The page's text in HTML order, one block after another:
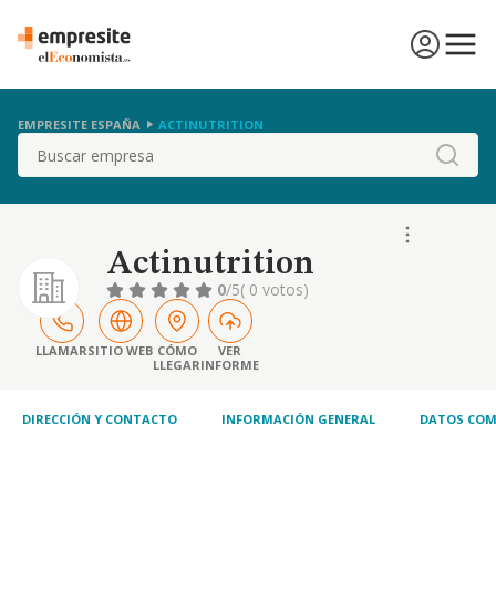
EMPRESITE ESPAÑA ACTINUTRITION
Buscar
Actinutrition
0/5( 0 votos)
LLAMARSITIO WEB CÓMO
LLEGAR
VER
INFORME
DIRECCIÓN Y CONTACTO INFORMACIÓN GENERAL DATOS